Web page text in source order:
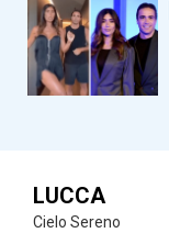
LUCCA
Cielo Sereno